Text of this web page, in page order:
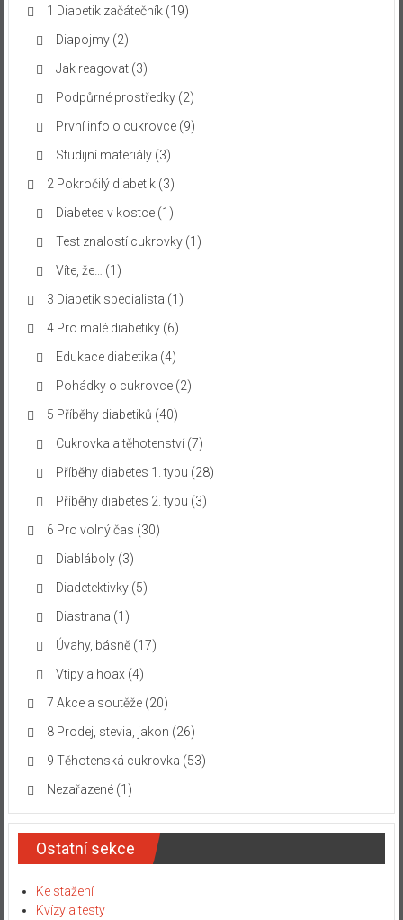
1 Diabetik začátečník(19)
Diapojmy(2)
Jak reagovat(3)
Podpůrné prostředky(2)
První info o cukrovce(9)
Studijní materiály(3)
2 Pokročilý diabetik(3)
Diabetes v kostce(1)
Test znalostí cukrovky(1)
Víte, že…
(1)
3 Diabetik specialista (1)
4 Pro malé diabetiky(6)
Edukace diabetika (4)
Pohádky o cukrovce(2)
5 Příběhy diabetiků (40)
Cukrovka a těhotenství(7)
Příběhy diabetes 1. typu (28)
Příběhy diabetes 2. typu (3)
6 Pro volný čas (30)
Diabláboly(3)
Diadetektivky(5)
Diastrana (1)
Úvahy, básně(17)
Vtipy a hoax (4)
7 Akce a soutěže(20)
8 Prodej, stevia, jakon (26)
9 Těhotenská cukrovka (53)
Nezařazené(1)
Ostatní sekce
Ke stažení
Kvízy a testy